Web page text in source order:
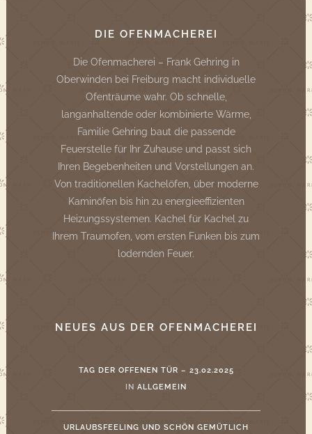
DIE OFENMACHEREI
Die Ofenmacherei – Frank Gehring in
Oberwinden bei Freiburg macht individuelle
Ofenträume wahr. Ob schnelle,
langanhaltende oder kombinierte Wärme,
Familie Gehring baut die passende
Feuerstelle für Ihr Zuhause und passt sich
Ihren Begebenheiten und Vorstellungen an.
Von traditionellen Kachelöfen, über moderne
Kaminöfen bis hin zu energieeffizienten
Heizungssystemen. Kachel für Kachel zu
Ihrem Traumofen, vom ersten Funken bis zum
lodernden Feuer.
NEUES AUS DER OFENMACHEREI
TAG DER OFFENEN TÜR – 23.02.2025
IN ALLGEMEIN
URLAUBSFEELING UND SCHÖN GEMÜTLICH